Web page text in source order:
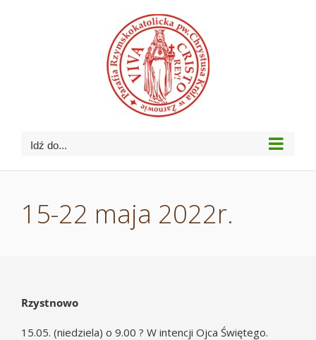
Idź do...
15-22 maja 2022r.
Rzystnowo
15.05. (niedziela) o 9.00 ? W intencji Ojca Świętego.